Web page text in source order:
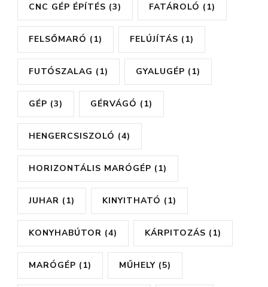
CNC GÉP ÉPÍTÉS (3) FATÁROLÓ (1)
FELSŐMARÓ (1) FELÚJÍTÁS (1)
FUTÓSZALAG (1) GYALUGÉP (1)
GÉP (3) GÉRVÁGÓ (1)
HENGERCSISZOLÓ (4)
HORIZONTÁLIS MARÓGÉP (1)
JUHAR (1) KINYITHATÓ (1)
KONYHABÚTOR (4) KÁRPITOZÁS (1)
MARÓGÉP (1) MŰHELY (5)